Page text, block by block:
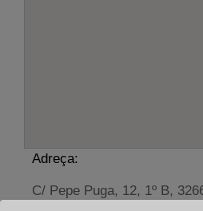
Adreça:
C/ Pepe Puga, 12, 1º B,